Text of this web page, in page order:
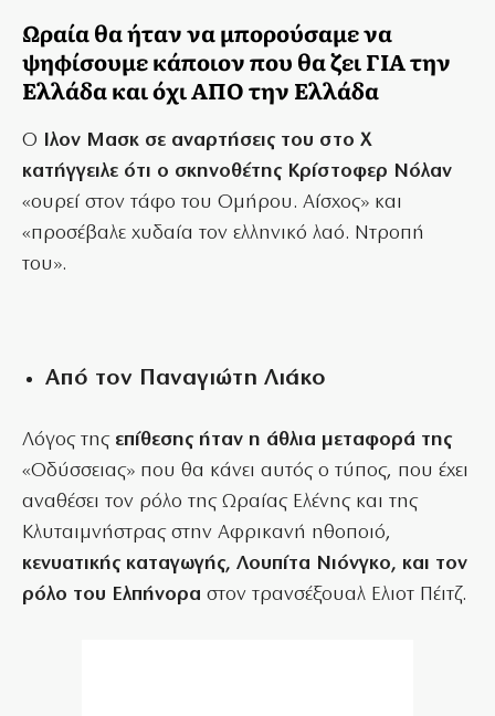
Ωραία θα ήταν να μπορούσαμε να
ψηφίσουμε κάποιον που θα ζει ΓΙΑ την
Ελλάδα και όχι ΑΠΟ την Ελλάδα
Ο Ιλον Μασκ σε αναρτήσεις του στο Χ
κατήγγειλε ότι ο σκηνοθέτης Κρίστοφερ Νόλαν
«ουρεί στον τάφο του Ομήρου. Αίσχος» και
«προσέβαλε χυδαία τον ελληνικό λαό. Ντροπή
του».
Από τον Παναγιώτη Λιάκο
Λόγος της επίθεσης ήταν η άθλια μεταφορά της
«Οδύσσειας» που θα κάνει αυτός ο τύπος, που έχει
αναθέσει τον ρόλο της Ωραίας Ελένης και της
Κλυταιμνήστρας στην Αφρικανή ηθοποιό,
κενυατικής καταγωγής, Λουπίτα Νιόνγκο, και τον
ρόλο του Ελπήνορα στον τρανσέξουαλ Ελιοτ Πέιτζ.